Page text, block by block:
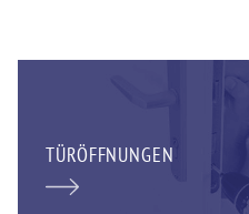
TÜRÖFFNUNGEN